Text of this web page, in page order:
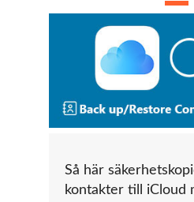
Så här
kontakter till iCloud